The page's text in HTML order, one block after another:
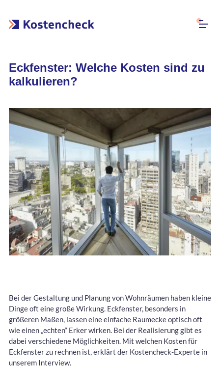
Eckfenster: Welche Kosten sind zu
kalkulieren?
Bei der Gestaltung und Planung von Wohnräumen haben kleine
Dinge oft eine große Wirkung. Eckfenster, besonders in
größeren Maßen, lassen eine einfache Raumecke optisch oft
wie einen „echten“ Erker wirken. Bei der Realisierung gibt es
dabei verschiedene Möglichkeiten. Mit welchen Kosten für
Eckfenster zu rechnen ist, erklärt der Kostencheck-Experte in
unserem Interview.